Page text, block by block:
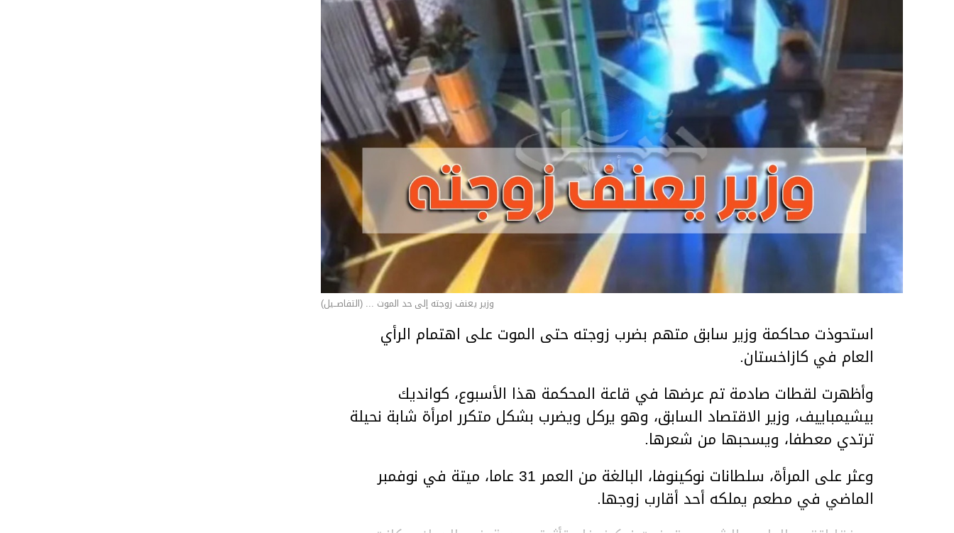
وزير يعنف زوجته إلى حد الموت ... (التفاصــيل)
استحوذت محاكمة وزير سابق متهم بضرب زوجته حتى الموت على اهتمام الرأي
العام في كازاخستان.
وأظهرت لقطات صادمة تم عرضها في قاعة المحكمة هذا الأسبوع، كوانديك
بيشيمباييف، وزير الاقتصاد السابق، وهو يركل ويضرب بشكل متكرر امرأة شابة نحيلة
ترتدي معطفا، ويسحبها من شعرها.
وعثر على المرأة، سلطانات نوكينوفا، البالغة من العمر 31 عاما، ميتة في نوفمبر
الماضي في مطعم يملكه أحد أقارب زوجها.